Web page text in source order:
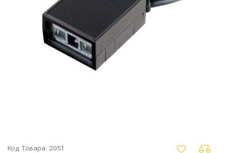
Код Товара: 2051